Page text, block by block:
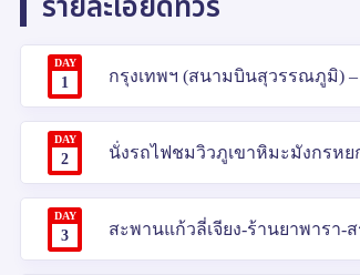
DAY
1 กรุงเทพฯ (สนามบินสุวรรณภูมิ) –
DAY
2 นั่งรถไฟชมวิวภูเขาหิมะมังกรหย
DAY
3 สะพานแก้วลี่เจียง-ร้านยาพารา-